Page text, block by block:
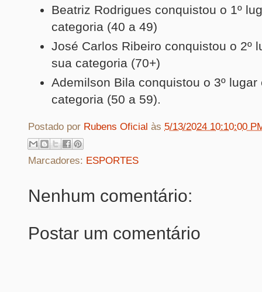
Beatriz Rodrigues conquistou o 1º
categoria (40 a 49)
José Carlos Ribeiro conquistou o 2º
sua categoria (70+)
Ademilson Bila conquistou o 3º lugar
categoria (50 a 59).
Postado por Rubens Oficial às 5/13/2024 10:10:00
Marcadores: ESPORTES
Nenhum comentário:
Postar um comentário